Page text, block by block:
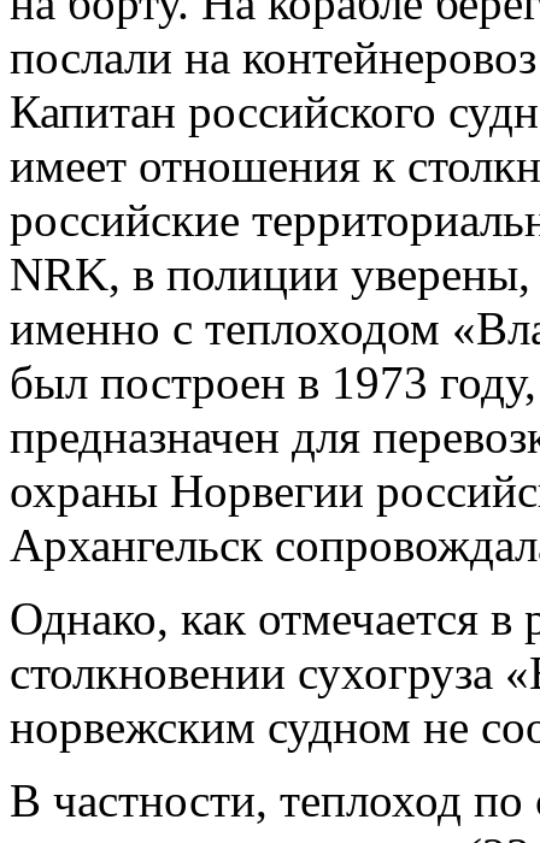
послали на
Капитан российского
имеет отношения к
российские
NRK, в полиции
именно с теплоходом
был построен в 1973
предназначен для
охраны Норвегии
Архангельск
Однако, как отмечается
столкновении сухогруза
норвежским судном не
В частности, теплоход